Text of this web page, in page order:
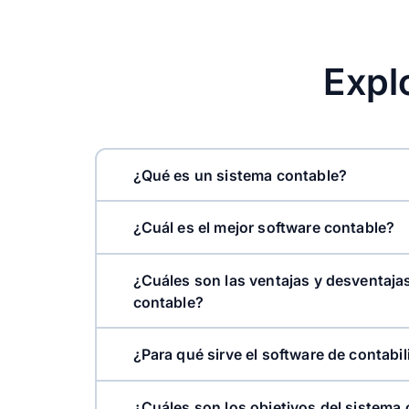
¿Qué es un sistema contable?
En este blog
¿Cuál es el mejor software contable?
¿Cuáles son las ventajas y
contable?
¿Para qué sirve el software de